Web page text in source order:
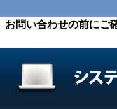
お問い合わせの前にご